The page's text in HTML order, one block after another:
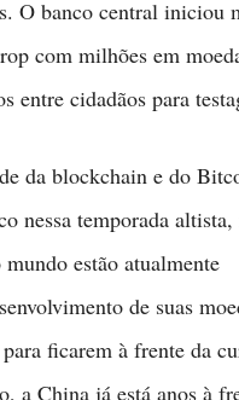
O banco central iniciou
com milhões em
entre cidadãos para
da blockchain e do
nessa temporada
estão atualmente
de suas
ficarem à frente da
a China já está anos à